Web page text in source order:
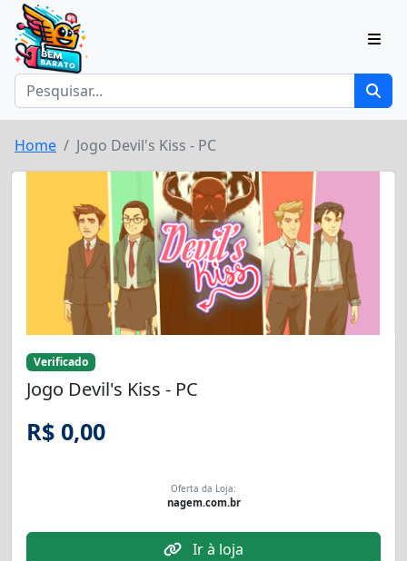
Home Jogo Devil's Kiss - PC
Verificado
Jogo Devil's Kiss - PC
R$ 0,00
Oferta da Loja:
nagem.com.br
Ir à loja